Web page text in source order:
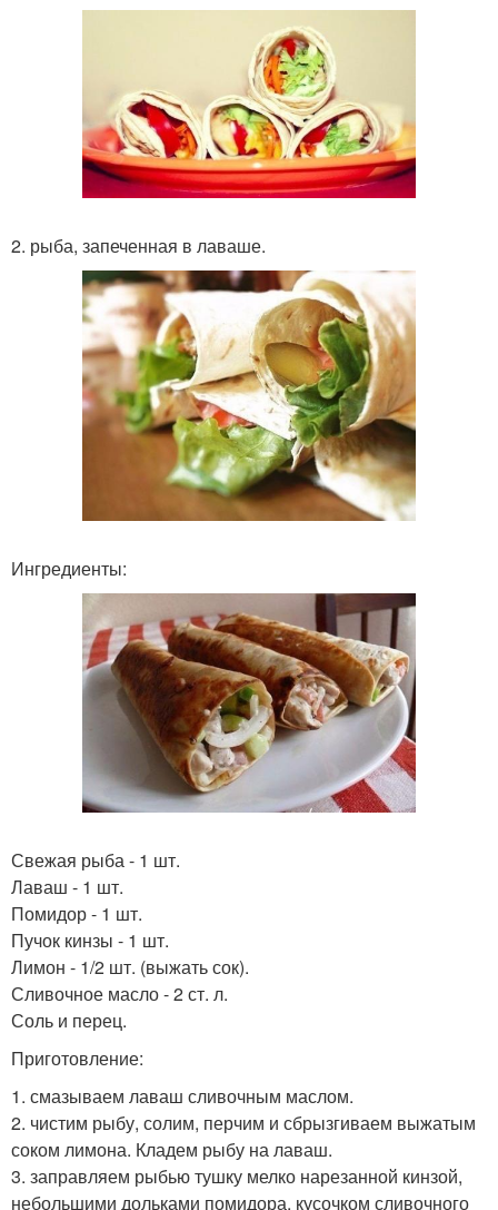
2. рыба, запеченная в лаваше.
Ингредиенты:
Свежая рыба - 1 шт.
Лаваш - 1 шт.
Помидор - 1 шт.
Пучок кинзы - 1 шт.
Лимон - 1/2 шт. (выжать сок).
Сливочное масло - 2 ст. л.
Соль и перец.
Приготовление:
1. смазываем лаваш сливочным маслом.
2. чистим рыбу, солим, перчим и сбрызгиваем выжатым
соком лимона. Кладем рыбу на лаваш.
3. заправляем рыбью тушку мелко нарезанной кинзой,
небольшими дольками помидора, кусочком сливочного